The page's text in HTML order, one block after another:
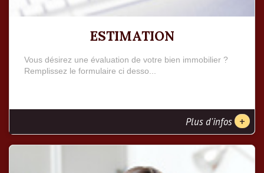
ESTIMATION
Vous désirez une évaluation de votre bien immobilier ?
Remplissez le formulaire ci desso...
Plus d'infos +